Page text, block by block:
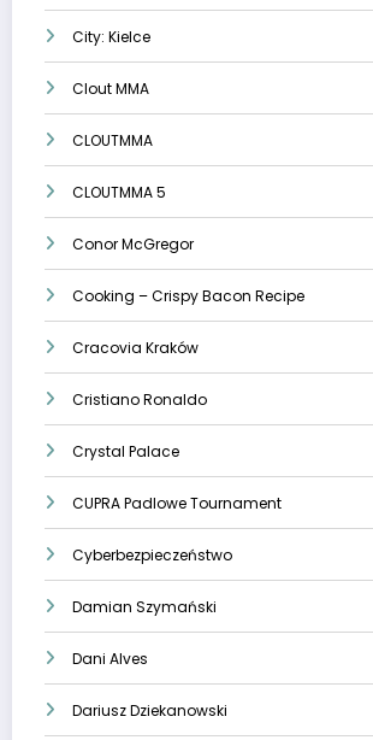
City: Kielce
Clout MMA
CLOUTMMA
CLOUTMMA 5
Conor McGregor
Cooking – Crispy Bacon Recipe
Cracovia Kraków
Cristiano Ronaldo
Crystal Palace
CUPRA Padlowe Tournament
Cyberbezpieczeństwo
Damian Szymański
Dani Alves
Dariusz Dziekanowski